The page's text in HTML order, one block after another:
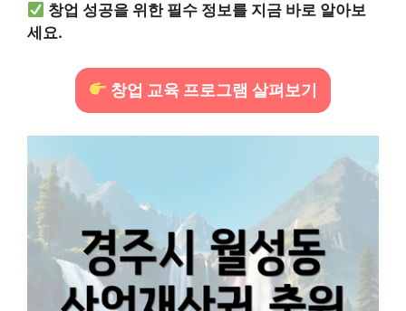
창업 성공을 위한 필수 정보를 지금 바로 알아보
세요.
창업 교육 프로그램 살펴보기